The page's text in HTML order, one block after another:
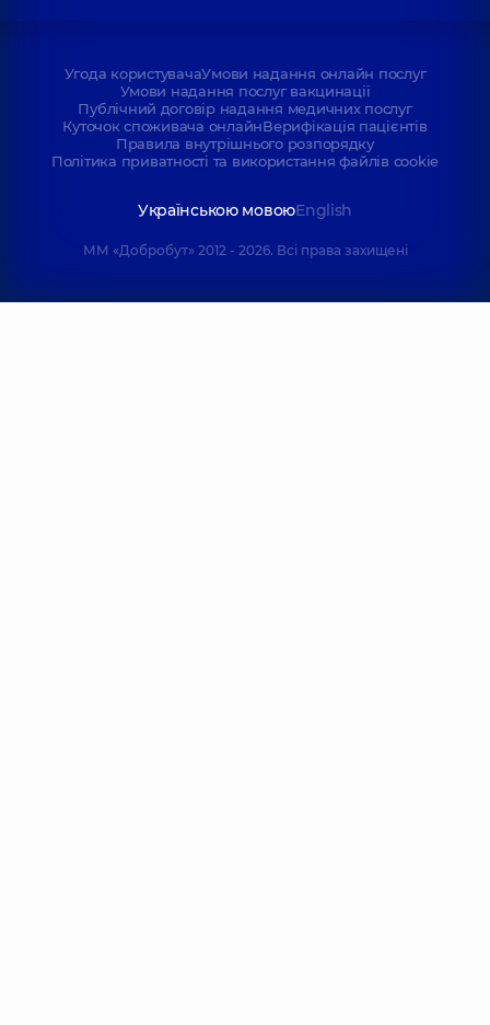
Угода користувачаУмови надання онлайн послуг
Умови надання послуг вакцинації
Публічний договір надання медичних послуг
Куточок споживача онлайнВерифікація пацієнтів
Правила внутрішнього розпорядку
Політика приватності та використання файлів cookie
Українською мовоюEnglish
ММ «Добробут» 2012 - 2026. Всі права захищені